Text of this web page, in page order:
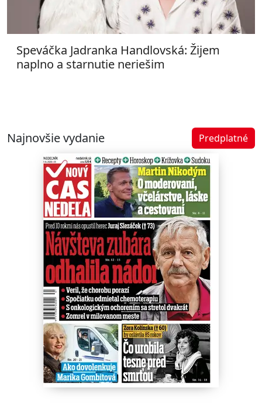
Speváčka Jadranka Handlovská: Žijem
naplno a starnutie neriešim
Najnovšie vydanie Predplatné